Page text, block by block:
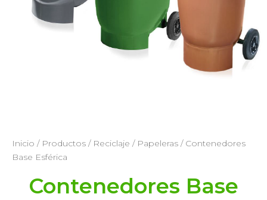
Inicio / Productos / Reciclaje / Papeleras / Contenedores
Base Esférica
Contenedores Base